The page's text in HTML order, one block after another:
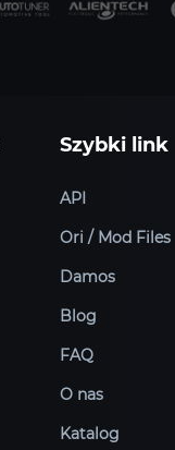
Szybki link
API
Ori / Mod Files
Damos
Blog
FAQ
O nas
Katalog